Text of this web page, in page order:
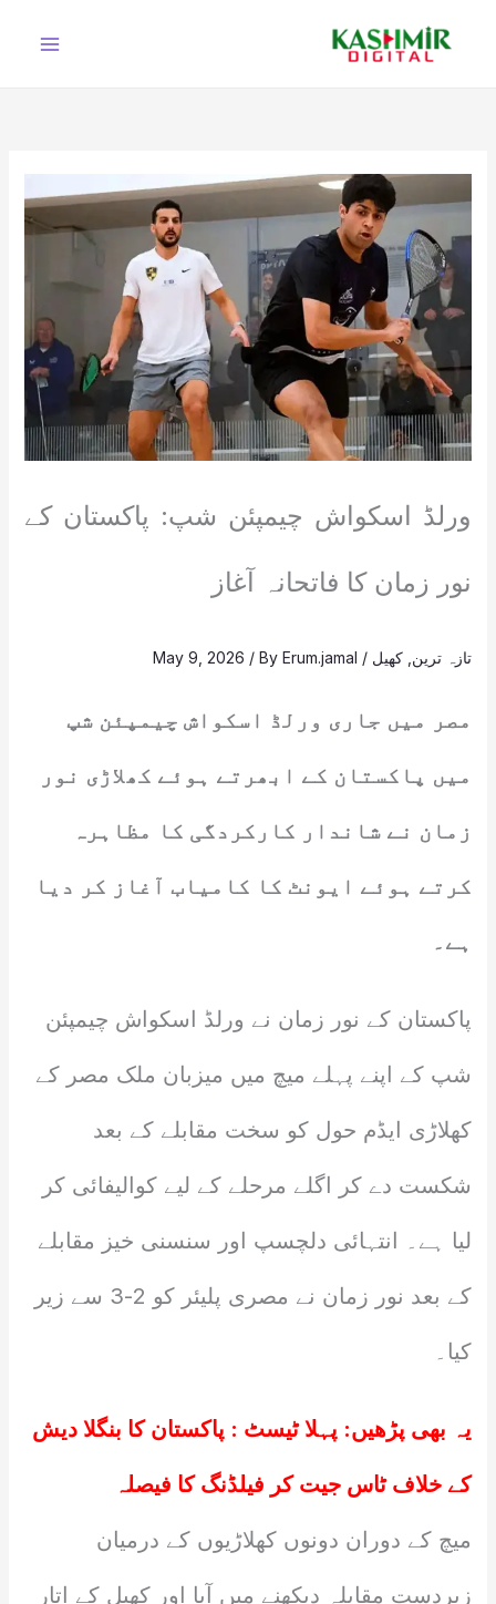
ورلڈ اسکواش چیمپئن شپ: پاکستان کے
نور زمان کا فاتحانہ آغاز
تازہ ترین کھیل /
May 9, 2026 / ByErum.jamal
مصر میں جاری ورلڈ اسکواش چیمپئن شپ
میں پاکستان کے ابھرتے ہوئے کھلاڑی نور
زمان نے شاندار کارکردگی کا مظاہرہ
کرتے ہوئے ایونٹ کا کامیاب آغاز کر دیا
ہے۔
پاکستان کے نور زمان نے ورلڈ اسکواش چیمپئن
شپ کے اپنے پہلے میچ میں میزبان ملک مصر کے
کھلاڑی ایڈم حول کو سخت مقابلے کے بعد
شکست دے کر اگلے مرحلے کے لیے کوالیفائی کر
لیا ہے۔ انتہائی دلچسپ اور سنسنی خیز مقابلے
کے بعد نور زمان نے مصری پلیئر کو 2-3 سے زیر
کیا۔
یہ بھی پڑھیں: پہلا ٹیسٹ : پاکستان کا بنگلا دیش
کے خلاف ٹاس جیت کر فیلڈنگ کا فیصلہ
میچ کے دوران دونوں کھلاڑیوں کے درمیان
زبردست مقابلہ دیکھنے میں آیا اور کھیل کے اتار